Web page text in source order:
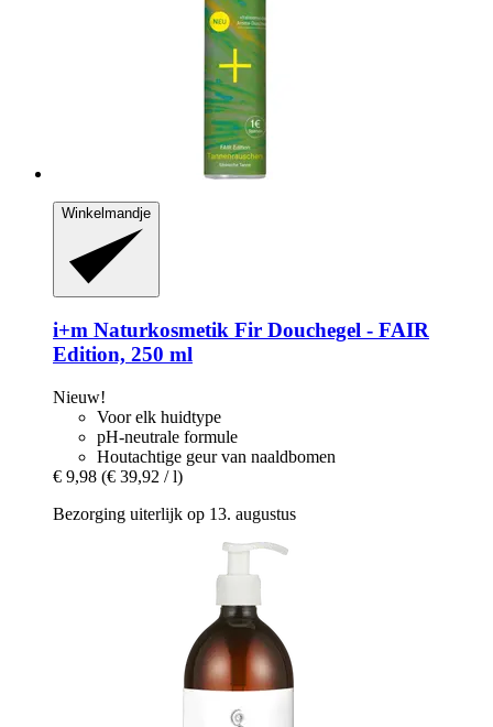
Winkelmandje
i+m Naturkosmetik Fir Douchegel -​ FAIR
Edition, 250 ml
Nieuw!
Voor elk huidtype
pH-neutrale formule
Houtachtige geur van naaldbomen
€ 9,98 (€ 39,92 / l)
Bezorging uiterlijk op 13. augustus